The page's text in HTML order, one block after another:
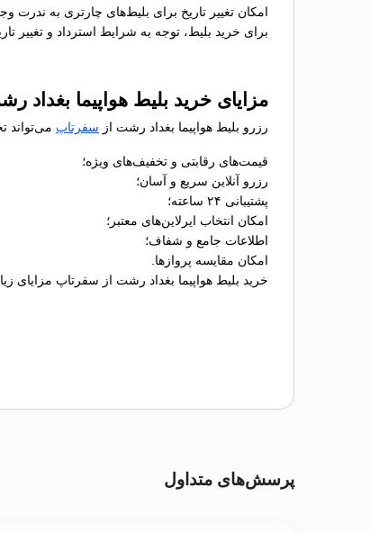
امکان تغییر تاریخ برای بلیط‌های چارتری به ندرت
برای خرید بلیط، توجه به شرایط استرداد و تغییر
مزایای خرید بلیط هواپیما بغداد
رزرو بلیط هواپیما بغداد رشت از سفرتاپ می‌تواند
قیمت‌های رقابتی و تخفیف‌های ویژه؛
رزرو آنلاین سریع و آسان؛
پشتیبانی ۲۴ ساعته؛
امکان انتخاب ایرلاین‌های معتبر؛
اطلاعات جامع و شفاف؛
امکان مقایسه پروازها.
خرید بلیط هواپیما بغداد رشت از سفرتاپ مزایای
پرسش‌های متداول